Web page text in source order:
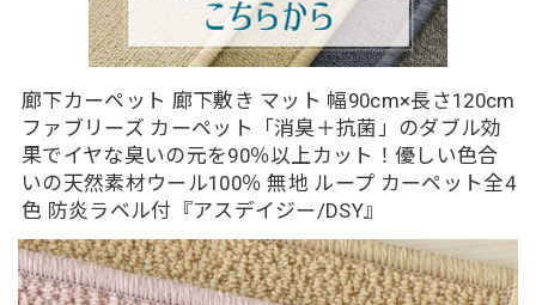
廊下カーペット 廊下敷き マット 幅90cm×長さ120cm
ファブリーズ カーペット「消臭＋抗菌」のダブル効
果でイヤな臭いの元を90％以上カット！優しい色合
いの天然素材ウール100％ 無地 ループ カーペット全4
色 防炎ラベル付『アスデイジー/DSY』